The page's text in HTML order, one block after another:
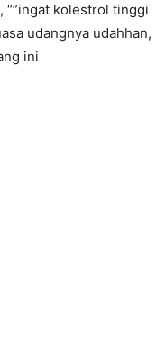
“”ingat kolestrol tinggi
udangnya udahhan,
ini